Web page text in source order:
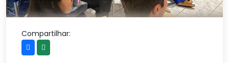
Compartilhar: